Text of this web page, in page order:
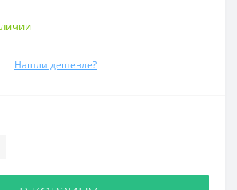
Нашли дешевле?